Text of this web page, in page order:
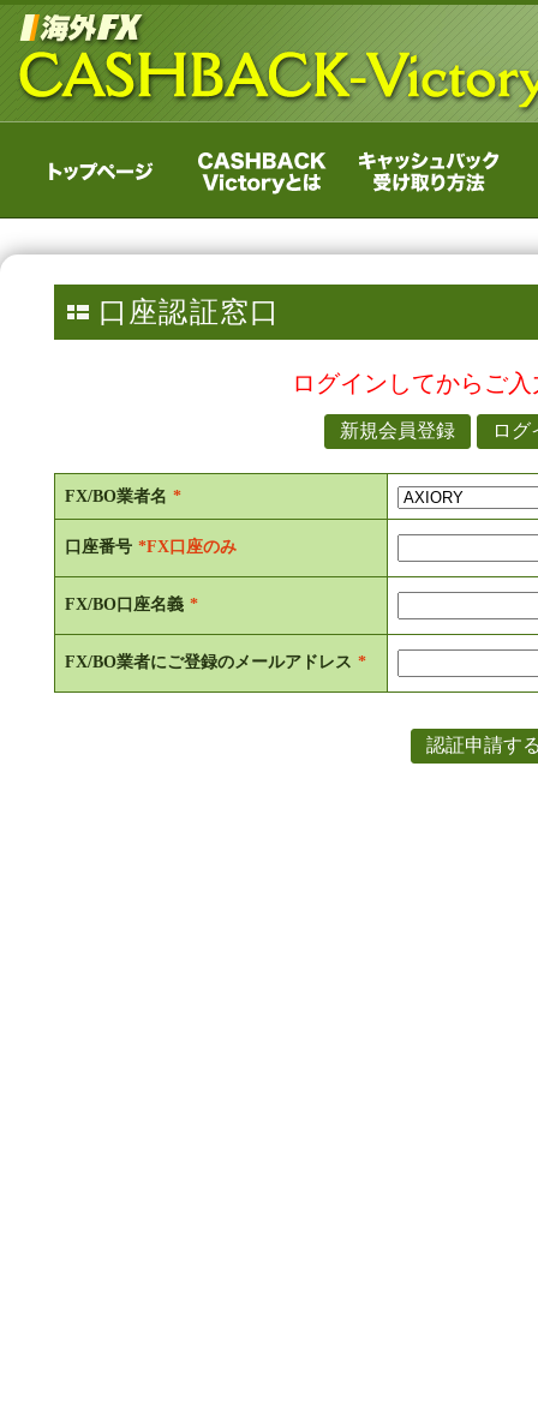
口座認証窓口
ログインしてからご
FX/BO業者名 *
口座番号 *FX口座のみ
FX/BO口座名義 *
FX/BO業者にご登録のメールアドレス *